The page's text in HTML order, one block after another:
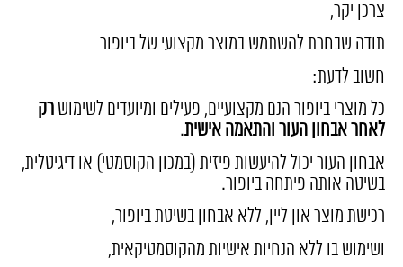
צור קשר
צרכן יקר,
תודה שבחרת להשתמש במוצר מקצועי של ביופור
חשוב לדעת:
כל מוצרי ביופור הנם מקצועיים, פעילים ומיועדים לשימוש רק
לאחר אבחון העור והתאמה אישית.
אבחון העור יכול להיעשות פיזית (במכון הקוסמטי) או דיגיטלית,
בשיטה אותה פיתחה ביופור.
רכישת מוצר און ליין, ללא אבחון בשיטת ביופור,
ושימוש בו ללא הנחיות אישיות מהקוסמטיקאית,